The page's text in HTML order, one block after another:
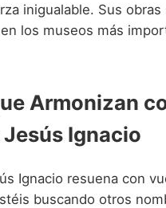
inigualable. Sus obras
los museos más
Armonizan
Ignacio
Ignacio resuena con
buscando otros